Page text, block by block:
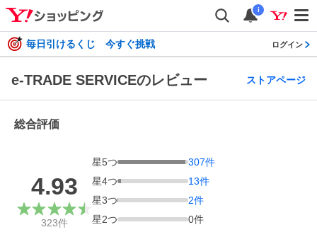
i
毎日引けるくじ 今すぐ挑戦 ログイン
e-TRADE SERVICEのレビュー ストアページ
総合評価
4.93
323件
星5つ 307件
星4つ 13件
星3つ 2件
星2つ 0件